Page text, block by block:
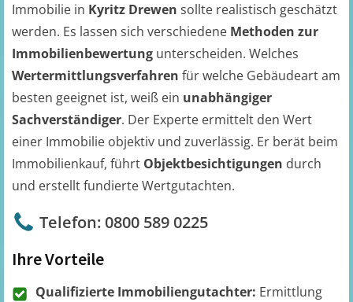
Immobilie in Kyritz Drewen sollte realistisch geschätzt
werden. Es lassen sich verschiedene Methoden zur
Immobilienbewertung unterscheiden. Welches
Wertermittlungsverfahren für welche Gebäudeart am
besten geeignet ist, weiß ein unabhängiger
Sachverständiger. Der Experte ermittelt den Wert
einer Immobilie objektiv und zuverlässig. Er berät beim
Immobilienkauf, führt Objektbesichtigungen durch
und erstellt fundierte Wertgutachten.
Telefon: 0800 589 0225
Ihre Vorteile
Qualifizierte Immobiliengutachter: Ermittlung